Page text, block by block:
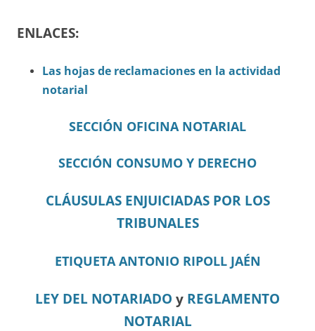
ENLACES:
Las hojas de reclamaciones en la actividad
notarial
SECCIÓN OFICINA NOTARIAL
SECCIÓN CONSUMO Y DERECHO
CLÁUSULAS ENJUICIADAS POR LOS
TRIBUNALES
ETIQUETA ANTONIO RIPOLL JAÉN
LEY DEL NOTARIADO y REGLAMENTO
NOTARIAL